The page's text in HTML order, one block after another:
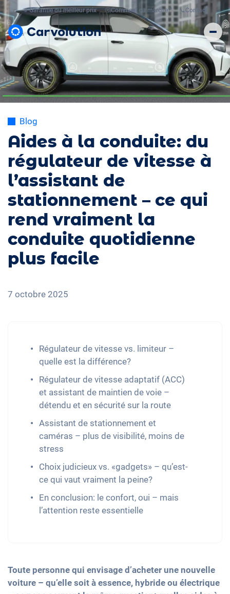
💸Garantie du meilleur prix 🤔Comment ça marche? 📞 Contact
Blog
Aides à la conduite: du
régulateur de vitesse à
l’assistant de
stationnement – ce qui
rend vraiment la
conduite quotidienne
plus facile
7 octobre 2025
Régulateur de vitesse vs. limiteur –
quelle est la différence?
Régulateur de vitesse adaptatif (ACC)
et assistant de maintien de voie –
détendu et en sécurité sur la route
Assistant de stationnement et
caméras – plus de visibilité, moins de
stress
Choix judicieux vs. «gadgets» – qu’est-
ce qui vaut vraiment la peine?
En conclusion: le confort, oui – mais
l’attention reste essentielle
Toute personne qui envisage d’acheter une nouvelle
voiture – qu’elle soit à essence, hybride ou électrique